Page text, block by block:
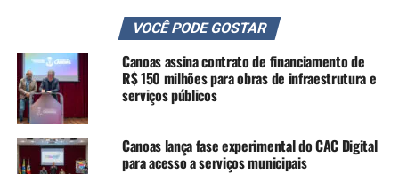
Hospital Universitário de Canoas – HU (Avenida
Farroupilha, 8001, bairro São José)
Hospital Nossa Senhora das Graças – HNSG (Av.
Santos Ferreira, 1864, bairro Marechal Rondon)
As Unidades de Pronto Atendimento também terão
atendimento normal:
VOCÊ PODE GOSTAR
Canoas assina contrato de financiamento de
R$ 150 milhões para obras de infraestrutura e
serviços públicos
Canoas lança fase experimental do CAC Digital
para acesso a serviços municipais